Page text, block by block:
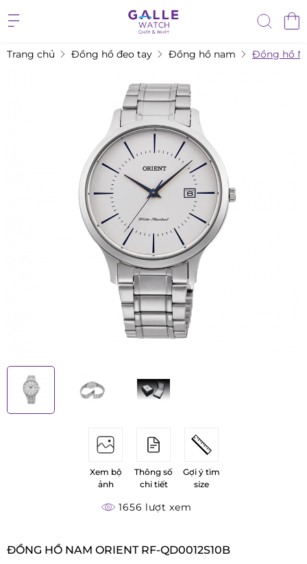
Trang chủ Đồng hồ đeo tay Đồng hồ nam Đồng hồ
Xem bộ
ảnh
Thông số
chi tiết
Gợi ý tìm
size
1656 lượt xem
ĐỒNG HỒ NAM ORIENT RF-QD0012S10B